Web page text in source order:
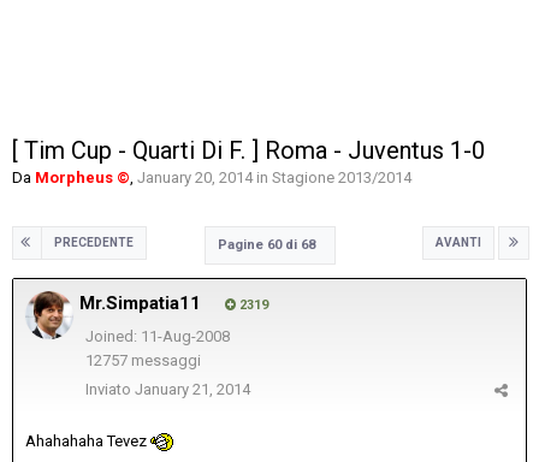
[ Tim Cup - Quarti Di F. ] Roma - Juventus 1-0
Da Morpheus ©, January 20, 2014in Stagione 2013/2014
PRECEDENTE AVANTI
Pagine 60 di 68
Mr.Simpatia11 2319
Joined: 11-Aug-2008
12757 messaggi
Inviato January 21, 2014
Ahahahaha Tevez